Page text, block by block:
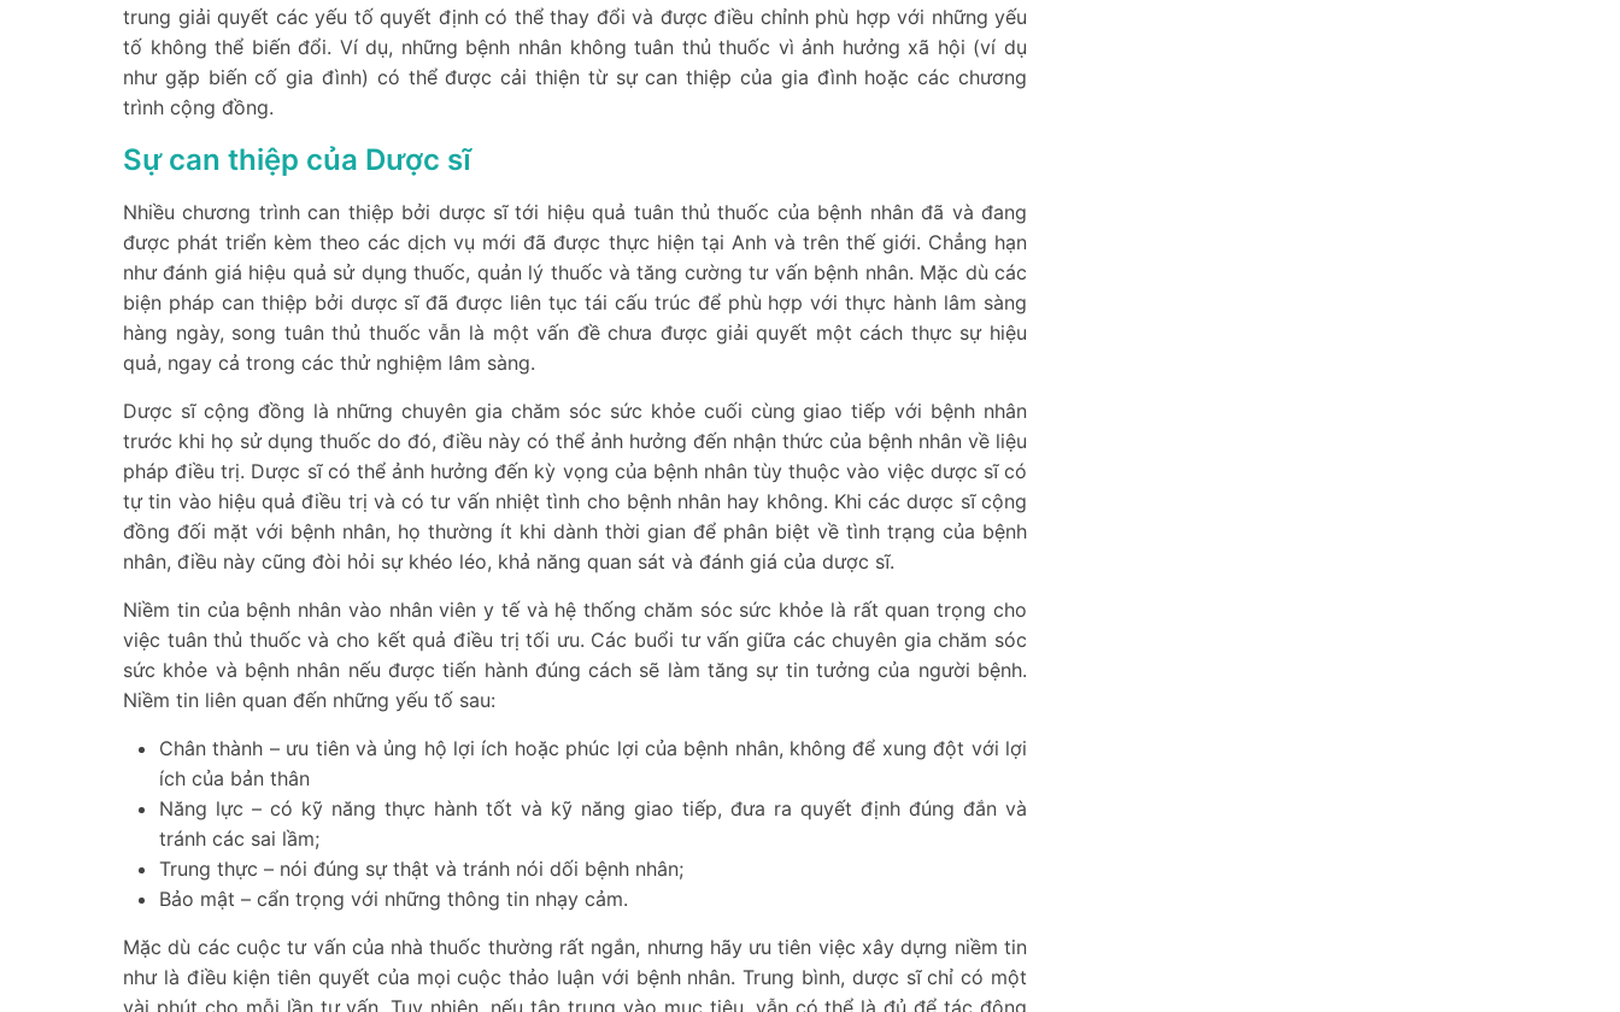
trung giải quyết các yếu tố quyết định có thể thay đổi và được điều chỉnh phù hợp với những yếu
tố không thể biến đổi. Ví dụ, những bệnh nhân không tuân thủ thuốc vì ảnh hưởng xã hội (ví dụ
như gặp biến cố gia đình) có thể được cải thiện từ sự can thiệp của gia đình hoặc các chương
trình cộng đồng.
Sự can thiệp của Dược sĩ
Nhiều chương trình can thiệp bởi dược sĩ tới hiệu quả tuân thủ thuốc của bệnh nhân đã và đang
được phát triển kèm theo các dịch vụ mới đã được thực hiện tại Anh và trên thế giới. Chẳng hạn
như đánh giá hiệu quả sử dụng thuốc, quản lý thuốc và tăng cường tư vấn bệnh nhân. Mặc dù các
biện pháp can thiệp bởi dược sĩ đã được liên tục tái cấu trúc để phù hợp với thực hành lâm sàng
hàng ngày, song tuân thủ thuốc vẫn là một vấn đề chưa được giải quyết một cách thực sự hiệu
quả, ngay cả trong các thử nghiệm lâm sàng.
Dược sĩ cộng đồng là những chuyên gia chăm sóc sức khỏe cuối cùng giao tiếp với bệnh nhân
trước khi họ sử dụng thuốc do đó, điều này có thể ảnh hưởng đến nhận thức của bệnh nhân về liệu
pháp điều trị. Dược sĩ có thể ảnh hưởng đến kỳ vọng của bệnh nhân tùy thuộc vào việc dược sĩ có
tự tin vào hiệu quả điều trị và có tư vấn nhiệt tình cho bệnh nhân hay không. Khi các dược sĩ cộng
đồng đối mặt với bệnh nhân, họ thường ít khi dành thời gian để phân biệt về tình trạng của bệnh
nhân, điều này cũng đòi hỏi sự khéo léo, khả năng quan sát và đánh giá của dược sĩ.
Niềm tin của bệnh nhân vào nhân viên y tế và hệ thống chăm sóc sức khỏe là rất quan trọng cho
việc tuân thủ thuốc và cho kết quả điều trị tối ưu. Các buổi tư vấn giữa các chuyên gia chăm sóc
sức khỏe và bệnh nhân nếu được tiến hành đúng cách sẽ làm tăng sự tin tưởng của người bệnh.
Niềm tin liên quan đến những yếu tố sau:
Chân thành – ưu tiên và ủng hộ lợi ích hoặc phúc lợi của bệnh nhân, không để xung đột với lợi
ích của bản thân
Năng lực – có kỹ năng thực hành tốt và kỹ năng giao tiếp, đưa ra quyết định đúng đắn và
tránh các sai lầm;
Trung thực – nói đúng sự thật và tránh nói dối bệnh nhân;
Bảo mật – cẩn trọng với những thông tin nhạy cảm.
Mặc dù các cuộc tư vấn của nhà thuốc thường rất ngắn, nhưng hãy ưu tiên việc xây dựng niềm tin
như là điều kiện tiên quyết của mọi cuộc thảo luận với bệnh nhân. Trung bình, dược sĩ chỉ có một
vài phút cho mỗi lần tư vấn. Tuy nhiên, nếu tập trung vào mục tiêu, vẫn có thể là đủ để tác động